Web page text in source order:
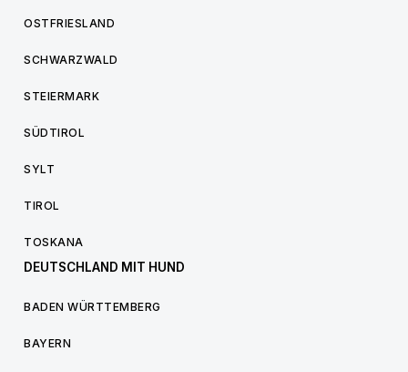
OSTFRIESLAND
SCHWARZWALD
STEIERMARK
SÜDTIROL
SYLT
TIROL
TOSKANA
DEUTSCHLAND MIT HUND
BADEN WÜRTTEMBERG
BAYERN